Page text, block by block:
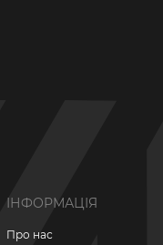
ІНФОРМАЦІЯ
Про нас